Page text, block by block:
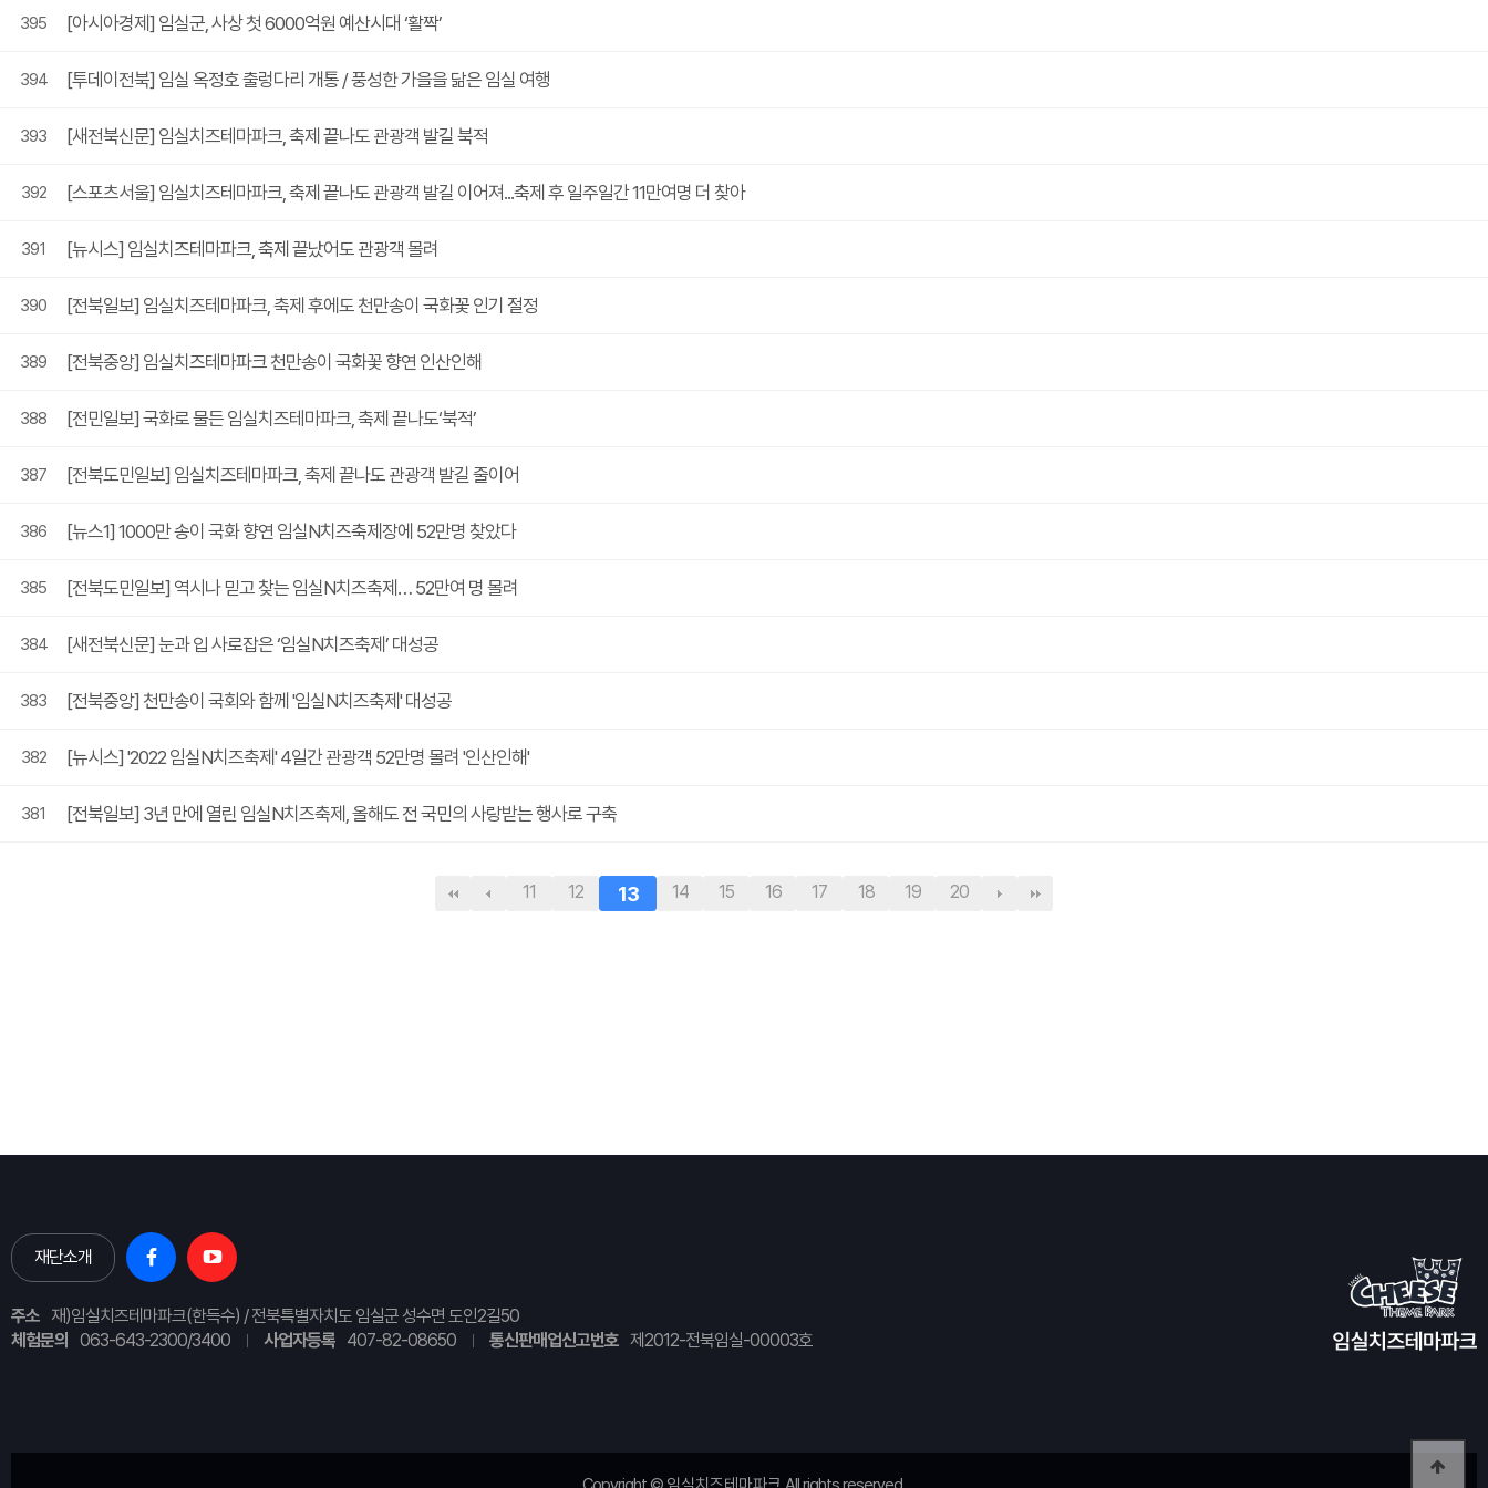
395 [아시아경제] 임실군, 사상 첫 6000억원 예산시대 ‘활짝’
394 [투데이전북] 임실 옥정호 출렁다리 개통 / 풍성한 가을을 닮은 임실 여행
393 [새전북신문] 임실치즈테마파크, 축제 끝나도 관광객 발길 북적
392 [스포츠서울] 임실치즈테마파크, 축제 끝나도 관광객 발길 이어져...축제 후 일주일간 11만여명 더 찾아
391 [뉴시스] 임실치즈테마파크, 축제 끝났어도 관광객 몰려
390 [전북일보] 임실치즈테마파크, 축제 후에도 천만송이 국화꽃 인기 절정
389 [전북중앙] 임실치즈테마파크 천만송이 국화꽃 향연 인산인해
388 [전민일보] 국화로 물든 임실치즈테마파크, 축제 끝나도‘북적’
387 [전북도민일보] 임실치즈테마파크, 축제 끝나도 관광객 발길 줄이어
386 [뉴스1] 1000만 송이 국화 향연 임실N치즈축제장에 52만명 찾았다
385 [전북도민일보] 역시나 믿고 찾는 임실N치즈축제… 52만여 명 몰려
384 [새전북신문] 눈과 입 사로잡은 ‘임실N치즈축제’ 대성공
383 [전북중앙] 천만송이 국회와 함께 '임실N치즈축제' 대성공
382 [뉴시스] '2022 임실N치즈축제' 4일간 관광객 52만명 몰려 '인산인해'
381 [전북일보] 3년 만에 열린 임실N치즈축제, 올해도 전 국민의 사랑받는 행사로 구축
11 12 13 14 15 16 17 18 19 20
다음 맨끝
재단소개
주소 재)임실치즈테마파크(한득수) / 전북특별자치도 임실군 성수면 도인2길50
체험문의
063-643-2300/3400 사업자등록 407-82-08650 통신판매업신고번호 제2012-전북임실-00003호